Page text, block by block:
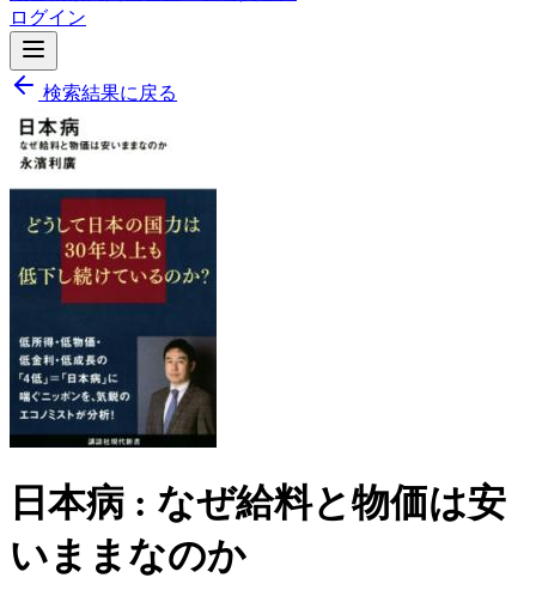
ログイン
検索結果に戻る
日本病 : なぜ給料と物価は安
いままなのか